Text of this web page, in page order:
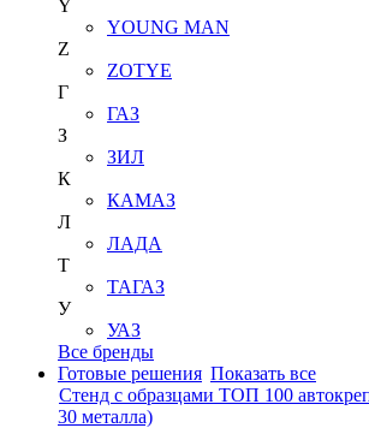
Y
YOUNG MAN
Z
ZOTYE
Г
ГАЗ
З
ЗИЛ
К
КАМАЗ
Л
ЛАДА
Т
ТАГАЗ
У
УАЗ
Все бренды
Готовые решения Показать все
Стенд с образцами ТОП 100
30 металла)